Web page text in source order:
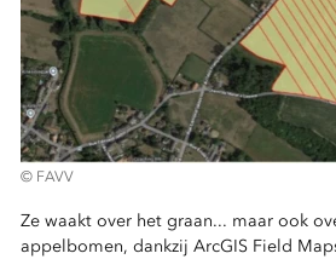
© FAVV
Ze waakt over het graan... maar ook
appelbomen, dankzij ArcGIS Field